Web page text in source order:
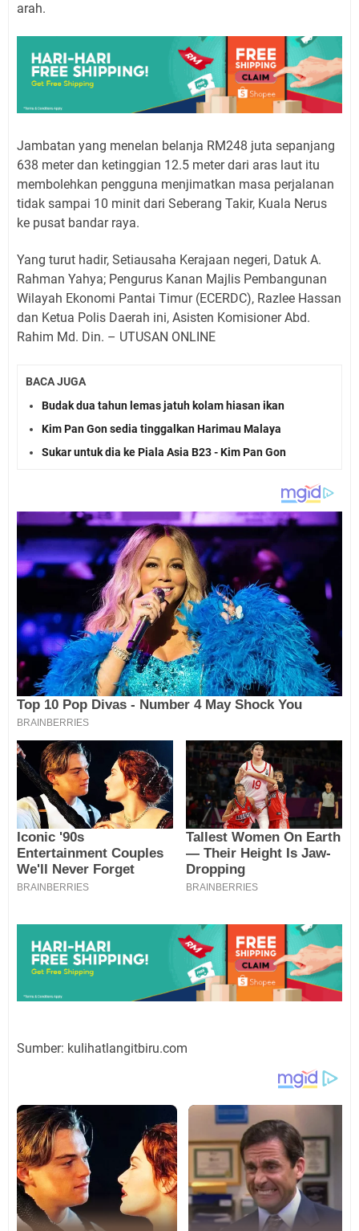
arah.
Jambatan yang menelan belanja RM248 juta sepanjang
638 meter dan ketinggian 12.5 meter dari aras laut itu
membolehkan pengguna menjimatkan masa perjalanan
tidak sampai 10 minit dari Seberang Takir, Kuala Nerus
ke pusat bandar raya.
Yang turut hadir, Setiausaha Kerajaan negeri, Datuk A.
Rahman Yahya; Pengurus Kanan Majlis Pembangunan
Wilayah Ekonomi Pantai Timur (ECERDC), Razlee Hassan
dan Ketua Polis Daerah ini, Asisten Komisioner Abd.
Rahim Md. Din. – UTUSAN ONLINE
BACA JUGA
Budak dua tahun lemas jatuh kolam hiasan ikan
Kim Pan Gon sedia tinggalkan Harimau Malaya
Sukar untuk dia ke Piala Asia B23 - Kim Pan Gon
Sumber: kulihatlangitbiru.com